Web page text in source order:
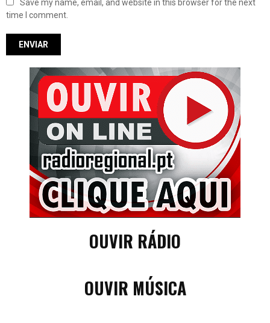
Save my name, email, and website in this browser for the next
time I comment.
OUVIR RÁDIO
OUVIR MÚSICA